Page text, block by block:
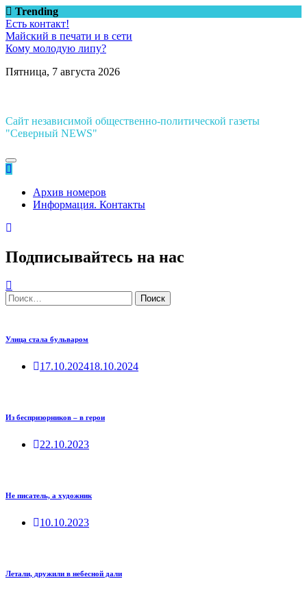
Перейти
к
содержимому
Trending
Есть контакт!
Майский в печати и в сети
Кому молодую липу?
Пятница, 7 августа 2026
Сайт независимой общественно-политической газеты
"Северный NEWS"
Архив номеров
Информация. Контакты
Подписывайтесь на нас
Найти:
Улица стала бульваром
17.10.202418.10.2024
Из беспризорников – в герои
22.10.2023
Не писатель, а художник
10.10.2023
Летали, дружили в небесной дали